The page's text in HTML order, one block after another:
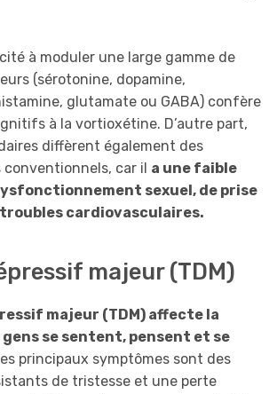
à moduler une large gamme de
(sérotonine, dopamine,
glutamate ou GABA) confère
à la vortioxétine. D’autre part,
diffèrent également des
car il a une faible
sexuel, de prise
troubles cardiovasculaires.
majeur (TDM)
majeur (TDM) affecte la
se sentent, pensent et se
principaux symptômes sont des
de tristesse et une perte